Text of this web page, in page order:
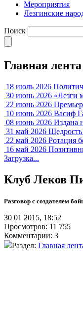
Мероприятия
Лезгинские
Поиск
Главная лента
18 июль 2026
30 июнь 2026 «Лезги
22 июнь 2026
10 июнь 2026 Васиф
08 июнь 2026 Издана
31 май 2026 Щедрость
22 май 2026 Ротация
16 май 2026
Загрузка...
Клуб Леков
Разговор с создателем
30 01 2015, 18:52
Просмотров: 11 755
Комментарии: 3
Раздел: Главная